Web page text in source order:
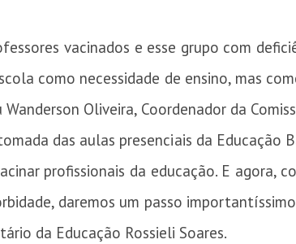
vacinados e esse grupo com
como necessidade de ensino, mas
Oliveira, Coordenador da
das aulas presenciais da Educação
profissionais da educação. E agora,
daremos um passo
da Educação Rossieli Soares.